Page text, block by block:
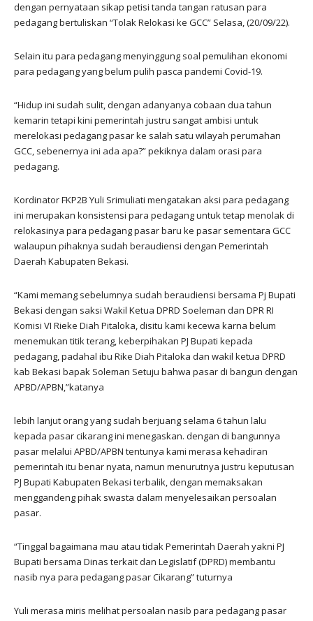
dengan pernyataan sikap petisi tanda tangan ratusan para
pedagang bertuliskan “Tolak Relokasi ke GCC” Selasa, (20/09/22).
Selain itu para pedagang menyinggung soal pemulihan ekonomi
para pedagang yang belum pulih pasca pandemi Covid-19.
“Hidup ini sudah sulit, dengan adanyanya cobaan dua tahun
kemarin tetapi kini pemerintah justru sangat ambisi untuk
merelokasi pedagang pasar ke salah satu wilayah perumahan
GCC, sebenernya ini ada apa?” pekiknya dalam orasi para
pedagang.
Kordinator FKP2B Yuli Srimuliati mengatakan aksi para pedagang
ini merupakan konsistensi para pedagang untuk tetap menolak di
relokasinya para pedagang pasar baru ke pasar sementara GCC
walaupun pihaknya sudah beraudiensi dengan Pemerintah
Daerah Kabupaten Bekasi.
“Kami memang sebelumnya sudah beraudiensi bersama Pj Bupati
Bekasi dengan saksi Wakil Ketua DPRD Soeleman dan DPR RI
Komisi VI Rieke Diah Pitaloka, disitu kami kecewa karna belum
menemukan titik terang, keberpihakan PJ Bupati kepada
pedagang, padahal ibu Rike Diah Pitaloka dan wakil ketua DPRD
kab Bekasi bapak Soleman Setuju bahwa pasar di bangun dengan
APBD/APBN,”katanya
lebih lanjut orang yang sudah berjuang selama 6 tahun lalu
kepada pasar cikarang ini menegaskan. dengan di bangunnya
pasar melalui APBD/APBN tentunya kami merasa kehadiran
pemerintah itu benar nyata, namun menurutnya justru keputusan
PJ Bupati Kabupaten Bekasi terbalik, dengan memaksakan
menggandeng pihak swasta dalam menyelesaikan persoalan
pasar.
“Tinggal bagaimana mau atau tidak Pemerintah Daerah yakni PJ
Bupati bersama Dinas terkait dan Legislatif (DPRD) membantu
nasib nya para pedagang pasar Cikarang” tuturnya
Yuli merasa miris melihat persoalan nasib para pedagang pasar